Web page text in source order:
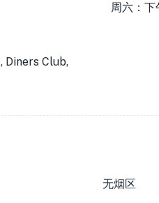
周六：下
Diners Club,
无烟区